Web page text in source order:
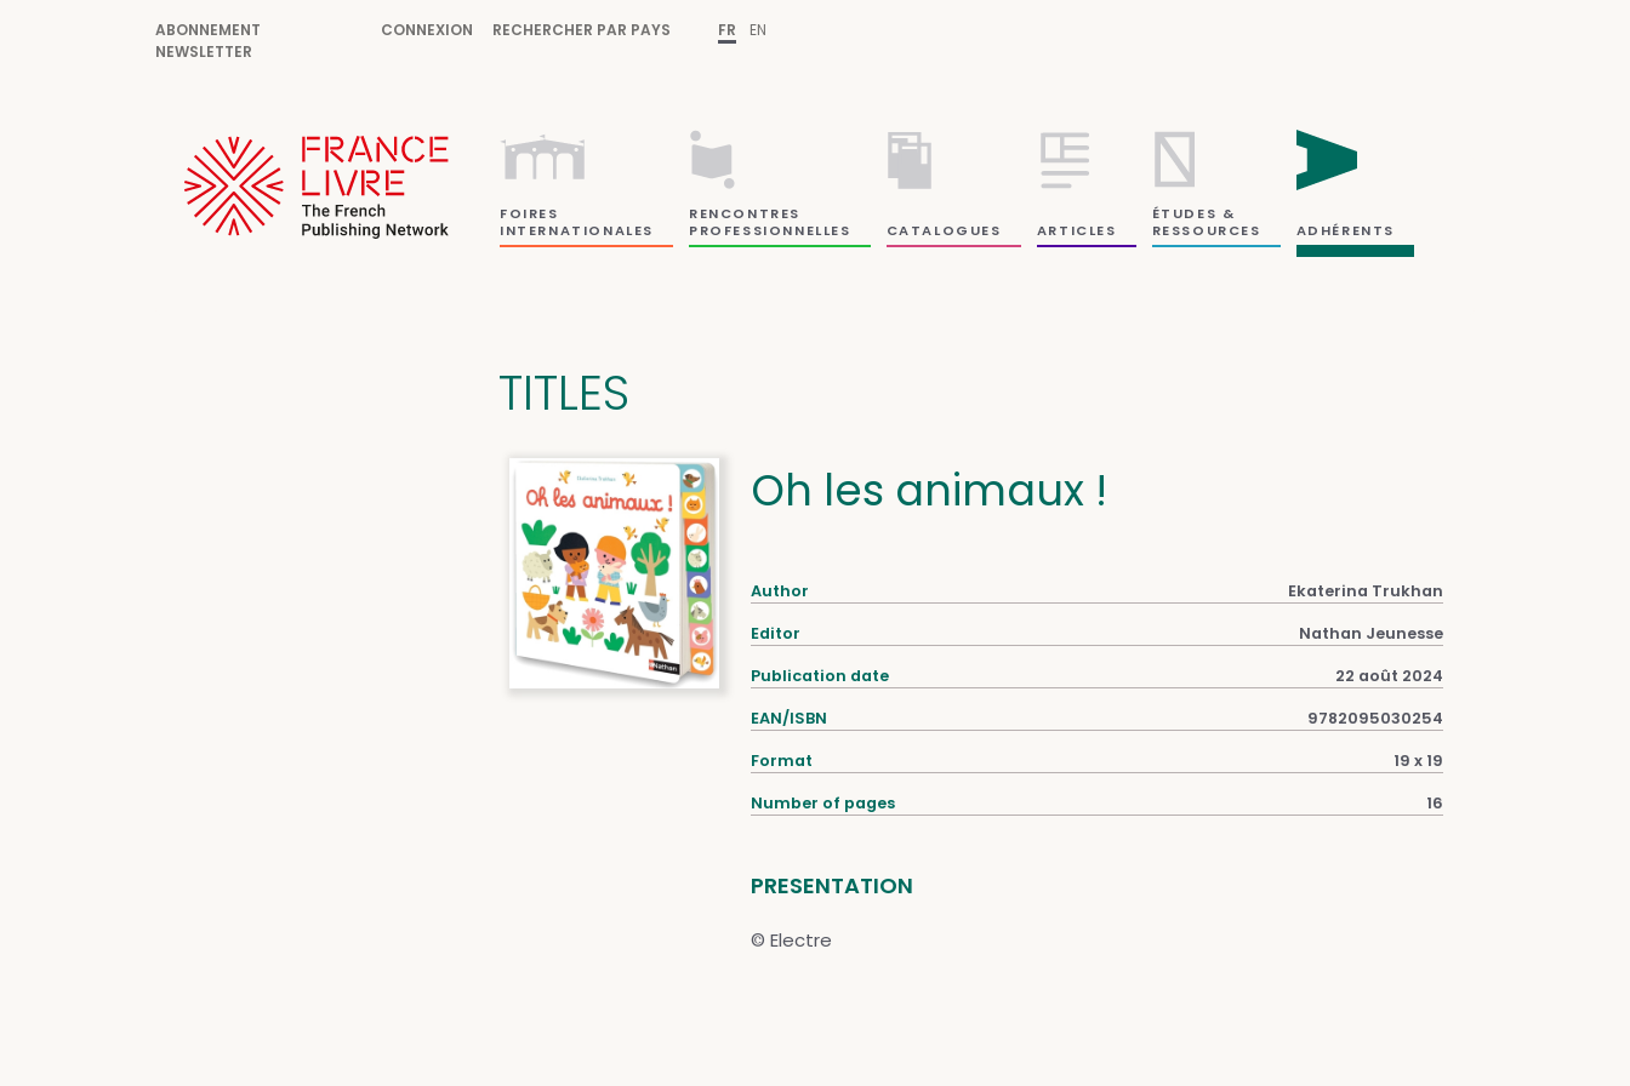
ABONNEMENT
NEWSLETTER
CONNEXION RECHERCHER PAR PAYS FR EN
FOIRES
INTERNATIONALES
RENCONTRES
PROFESSIONNELLES
CATALOGUES ARTICLES
ÉTUDES &
RESSOURCES
ADHÉRENTS
TITLES
Oh les animaux !
Author Ekaterina Trukhan
Editor Nathan Jeunesse
Publication date 22 août 2024
EAN/ISBN 9782095030254
Format 19 x 19
Number of pages 16
PRESENTATION
© Electre